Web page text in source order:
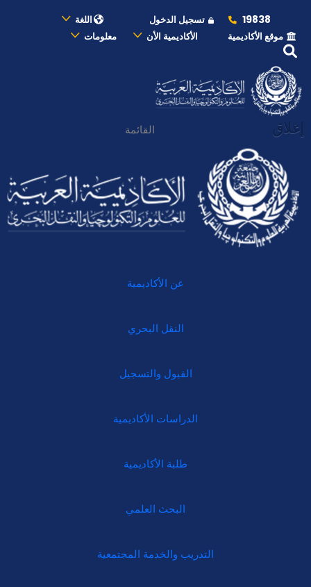
19838 تسجيل الدخول
اللغة
موقع الأكاديمية
الأكاديمية الأن معلومات
إغلاق القائمة
عن الأكاديمية
النقل البحري
القبول والتسجيل
الدراسات الأكاديمية
طلبة الأكاديمية
البحث العلمي
التدريب والخدمة المجتمعية